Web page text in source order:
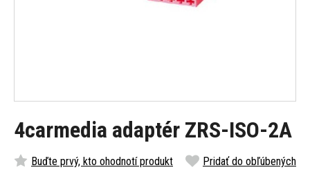
4carmedia adaptér ZRS-ISO-2A
Buďte prvý, kto ohodnotí produkt Pridať do obľúbených